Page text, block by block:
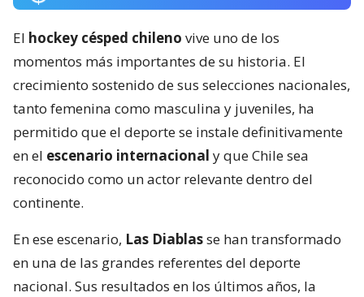
El hockey césped chileno vive uno de los
momentos más importantes de su historia. El
crecimiento sostenido de sus selecciones nacionales,
tanto femenina como masculina y juveniles, ha
permitido que el deporte se instale definitivamente
en el escenario internacional y que Chile sea
reconocido como un actor relevante dentro del
continente.
En ese escenario, Las Diablasse han transformado
en una de las grandes referentes del deporte
nacional. Sus resultados en los últimos años, la